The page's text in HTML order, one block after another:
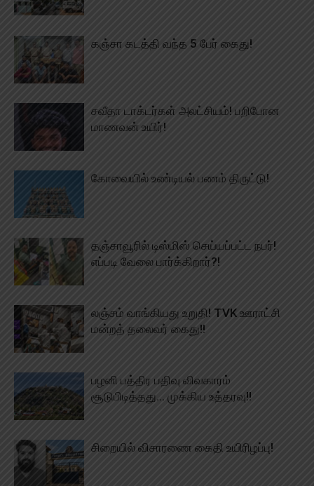
கஞ்சா கடத்தி வந்த 5 பேர் கைது!
சவீதா டாக்டர்கள் அலட்சியம்! பறிபோன
மாணவன் உயிர்!
கோவையில் உண்டியல் பணம் திருட்டு!
தஞ்சாவூரில் டிஸ்மிஸ் செய்யப்பட்ட நபர்!
எப்படி வேலை பார்க்கிறார்?!
லஞ்சம் வாங்கியது உறுதி! TVK ஊராட்சி
மன்றத் தலைவர் கைது!!
பழனி பத்திர பதிவு விவகாரம்
சூடுபிடித்தது… முக்கிய உத்தரவு!!
சிறையில் விசாரணை கைதி உயிரிழப்பு!